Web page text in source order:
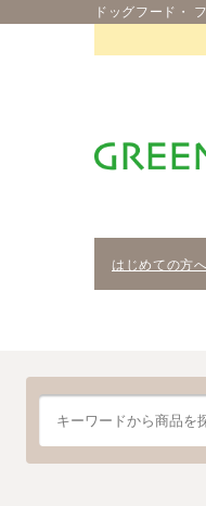
ドッグフード・
はじめての方へ